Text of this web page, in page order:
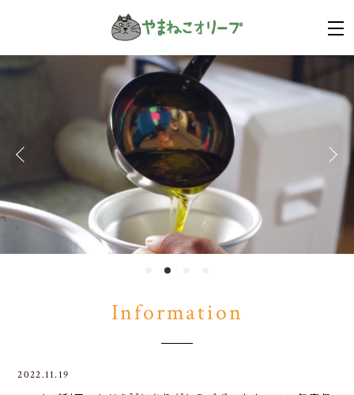
Information
2022.11.19